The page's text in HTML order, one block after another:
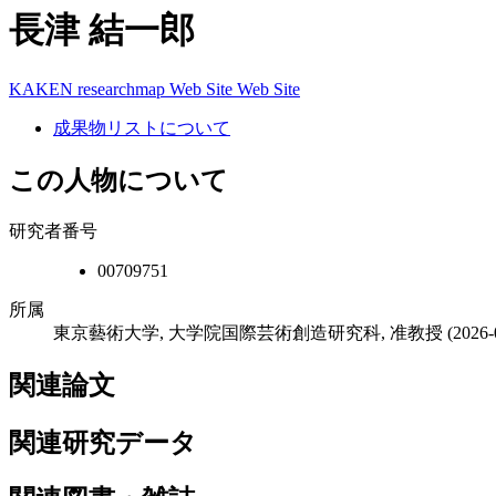
長津 結一郎
KAKEN researchmap Web Site Web Site
成果物リストについて
この人物について
研究者番号
00709751
所属
東京藝術大学, 大学院国際芸術創造研究科, 准教授
関連論文
関連研究データ